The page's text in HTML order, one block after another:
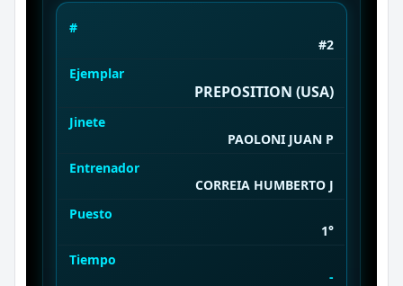
#
#2
Ejemplar
PREPOSITION (USA)
Jinete
PAOLONI JUAN P
Entrenador
CORREIA HUMBERTO J
Puesto
1°
Tiempo
-